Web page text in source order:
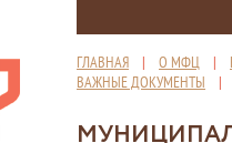
ГЛАВНАЯ | О МФЦ |
ВАЖНЫЕ ДОКУМЕНТЫ